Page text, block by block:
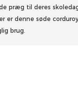
præg til deres
er denne søde
brug.